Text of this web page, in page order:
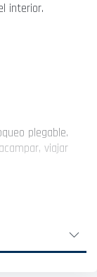
interior.
plegable.
viajar